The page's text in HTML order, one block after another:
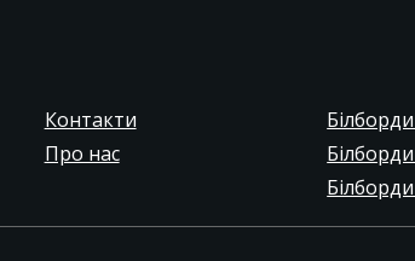
Контакти
Про нас